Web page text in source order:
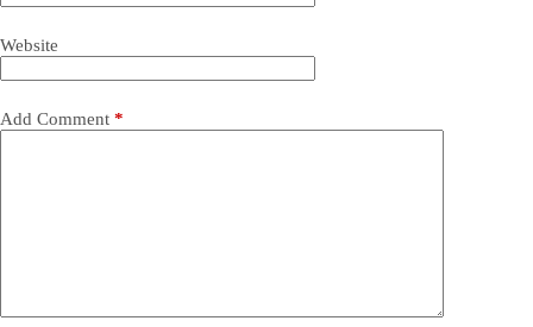
Website
Add Comment *